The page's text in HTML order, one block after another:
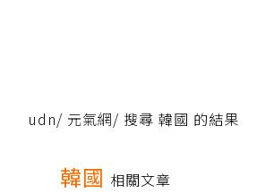
udn/ 元氣網/ 搜尋 韓國 的結果
韓國 相關文章